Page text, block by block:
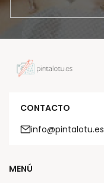
CONTACTO
info@pintalotu.es
MENÚ